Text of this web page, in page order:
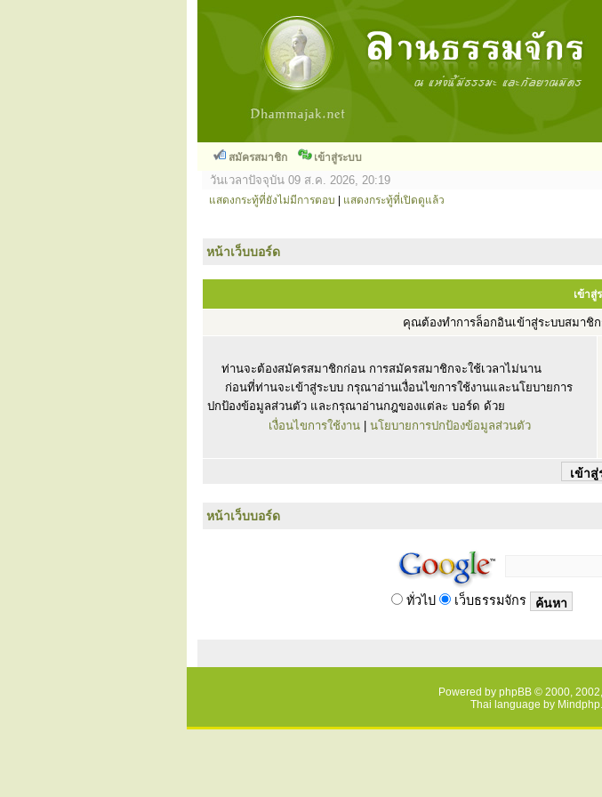
สมัครสมาชิก เข้าสู่ระบบ
วันเวลาปัจจุบัน 09 ส.ค. 2026, 20:19
แสดงกระทู้ที่ยังไม่มีการตอบ แสดงกระทู้ที่เปิดดูแล้ว
หน้าเว็บบอร์ด
เข้าสู่
คุณต้องทำการล็อกอินเข้าสู่ระบบสมาชิ
ท่านจะต้องสมัครสมาชิกก่อน การสมัครสมาชิกจะใช้เวลาไม่นาน
ก่อนที่ท่านจะเข้าสู่ระบบ กรุณาอ่านเงื่อนไขการใช้งานและนโยบายการ
ปกป้องข้อมูลส่วนตัว และกรุณาอ่านกฎของแต่ละ บอร์ด ด้วย
เงื่อนไขการใช้งาน
นโยบายการปกป้องข้อมูลส่วนตัว
หน้าเว็บบอร์ด
ทั่วไป เว็บธรรมจักร
Powered by phpBB © 2000,
Thai language by